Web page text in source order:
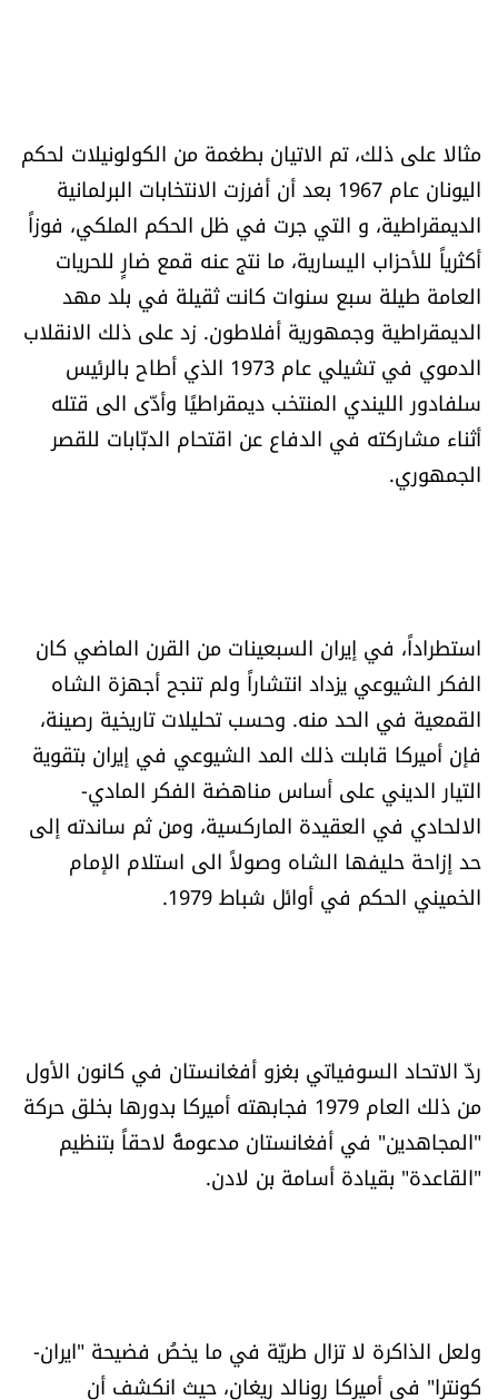
مثالا على ذلك، تم الاتيان بطغمة من الكولونيلات لحكم
اليونان عام 1967 بعد أن أفرزت الانتخابات البرلمانية
الديمقراطية، و التي جرت في ظل الحكم الملكي، فوزاً
أكثرياً للأحزاب اليسارية، ما نتج عنه قمع ضارٍ للحريات
العامة طيلة سبع سنوات كانت ثقيلة في بلد مهد
الديمقراطية وجمهورية أفلاطون. زد على ذلك الانقلاب
الدموي في تشيلي عام 1973 الذي أطاح بالرئيس
سلفادور الليندي المنتخب ديمقراطيًا وأدّى الى قتله
أثناء مشاركته في الدفاع عن اقتحام الدبّابات للقصر
الجمهوري.
استطراداً، في إيران السبعينات من القرن الماضي كان
الفكر الشيوعي يزداد انتشاراً ولم تنجح أجهزة الشاه
القمعية في الحد منه. وحسب تحليلات تاريخية رصينة،
فإن أميركا قابلت ذلك المد الشيوعي في إيران بتقوية
التيار الديني على أساس مناهضة الفكر المادي-
الالحادي في العقيدة الماركسية، ومن ثم ساندته إلى
حد إزاحة حليفها الشاه وصولاً الى استلام الإمام
الخميني الحكم في أوائل شباط 1979.
ردّ الاتحاد السوفياتي بغزو أفغانستان في كانون الأول
من ذلك العام 1979 فجابهته أميركا بدورها بخلق حركة
"المجاهدين" في أفغانستان مدعومةً لاحقاً بتنظيم
"القاعدة" بقيادة أسامة بن لادن.
ولعل الذاكرة لا تزال طريّة في ما يخصُ فضيحة "ايران-
كونترا" في أميركا رونالد ريغان، حيث انكشف أن